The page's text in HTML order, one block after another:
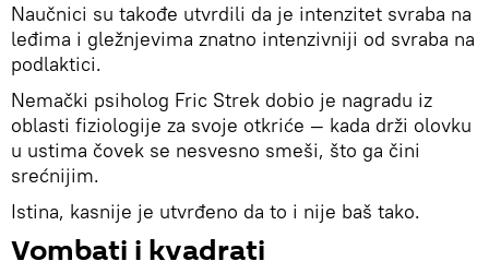
Naučnici su takođe utvrdili da je intenzitet svraba na
leđima i gležnjevima znatno intenzivniji od svraba na
podlaktici.
Nemački psiholog Fric Strek dobio je nagradu iz
oblasti fiziologije za svoje otkriće — kada drži olovku
u ustima čovek se nesvesno smeši, što ga čini
srećnijim.
Istina, kasnije je utvrđeno da to i nije baš tako.
Vombati i kvadrati